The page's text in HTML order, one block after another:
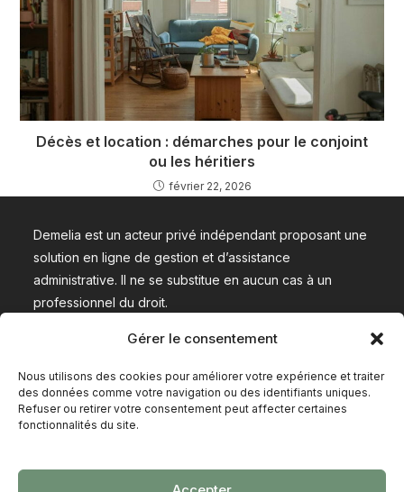
Gérer le consentement
Nous utilisons des cookies pour améliorer votre expérience et traiter
des données comme votre navigation ou des identifiants uniques.
Refuser ou retirer votre consentement peut affecter certaines
fonctionnalités du site.
Décès et location : démarches pour le conjoint
ou les héritiers
février 22, 2026
Demelia est un acteur privé indépendant proposant une
solution en ligne de gestion et d’assistance
administrative. Il ne se substitue en aucun cas à un
professionnel du droit.
Nous contacter
Conditions générales de vente (CGV)
Politique de confidentialité